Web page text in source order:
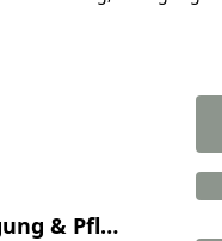
& Pfle